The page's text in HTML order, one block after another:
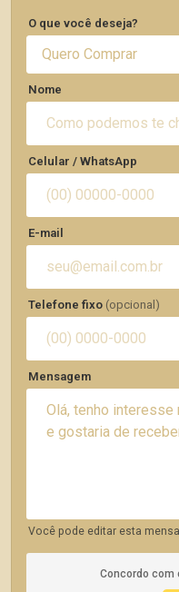
O que você deseja?
Quero Comprar
Nome
Celular / WhatsApp
E-mail
Telefone fixo (opcional)
Mensagem
Você pode editar esta
Concordo com